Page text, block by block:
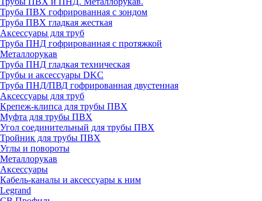
Труба ПВХ гофрированная с зондом
Труба ПВХ гладкая жесткая
Аксессуары для труб
Труба ПНД гофрированная с протяжкой
Металлорукав
Труба ПНД гладкая техническая
Трубы и аксессуары DKC
Труба ПНД/ПВД гофрированная двустенная
Аксессуары для труб
Крепеж-клипса для трубы ПВХ
Муфта для трубы ПВХ
Угол соединительный для трубы ПВХ
Тройник для трубы ПВХ
Углы и повороты
Металлорукав
Аксессуары
Кабель-каналы и аксессуары к ним
Legrand